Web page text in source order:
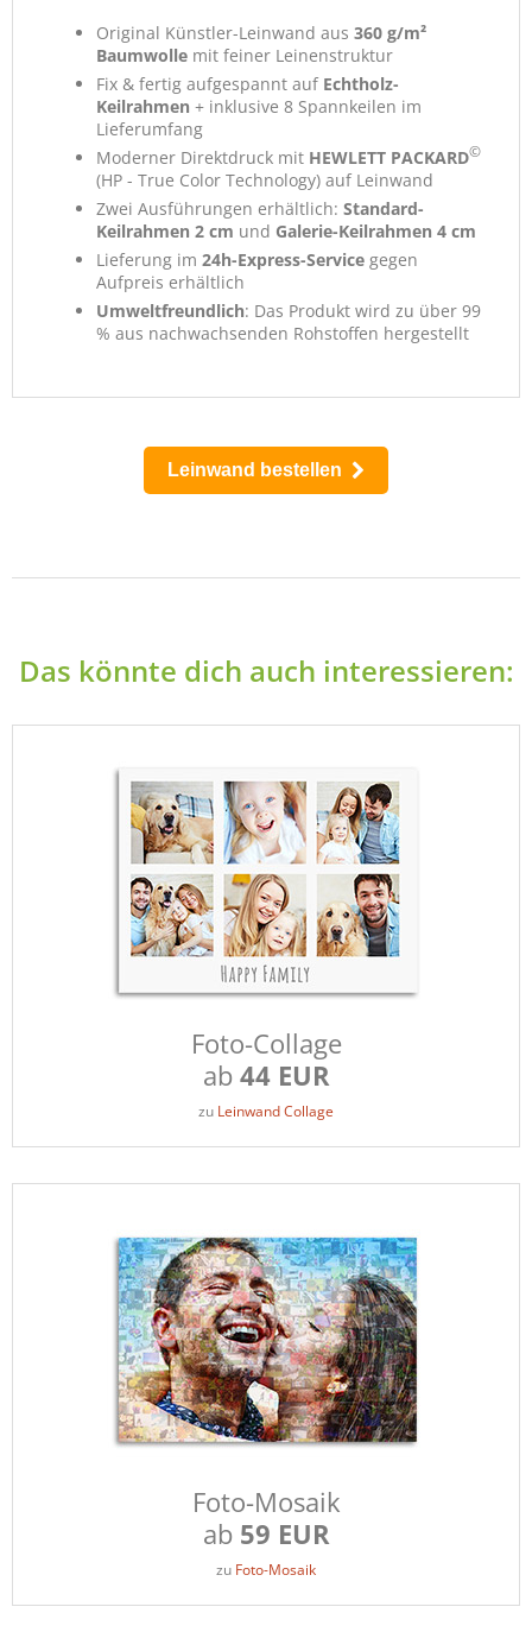
Original Künstler-Leinwand aus 360 g/m²
Baumwolle mit feiner Leinenstruktur
Fix & fertig aufgespannt auf Echtholz-
Keilrahmen + inklusive 8 Spannkeilen im
Lieferumfang
Moderner Direktdruck mit HEWLETT PACKARD©
(HP - True Color Technology) auf Leinwand
Zwei Ausführungen erhältlich: Standard-
Keilrahmen 2 cm und Galerie-Keilrahmen 4 cm
Lieferung im 24h-Express-Service gegen
Aufpreis erhältlich
Umweltfreundlich: Das Produkt wird zu über 99
% aus nachwachsenden Rohstoffen hergestellt
Leinwand bestellen
Das könnte dich auch interessieren:
Foto-Collage
ab 44 EUR
zu Leinwand Collage
Foto-Mosaik
ab 59 EUR
zu Foto-Mosaik